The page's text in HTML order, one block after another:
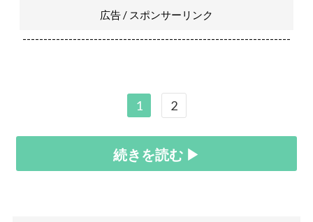
広告 / スポンサーリンク
----------------------------------------------------------------
1 2
続きを読む ▶